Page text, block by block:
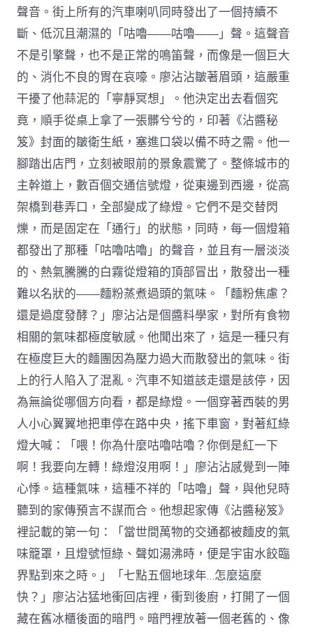
聲音。街上所有的汽車喇叭同時發出了一個持續不
斷、低沉且潮濕的「咕嚕——咕嚕——」聲。這聲音
不是引擎聲，也不是正常的鳴笛聲，而像是一個巨大
的、消化不良的胃在哀嚎。廖沾沾皺著眉頭，這嚴重
干擾了他蒜泥的「寧靜冥想」。他決定出去看個究
竟，順手從桌上拿了一張髒兮兮的，印著《沾醬秘
笈》封面的皺衛生紙，塞進口袋以備不時之需。他一
腳踏出店門，立刻被眼前的景象震驚了。整條城市的
主幹道上，數百個交通信號燈，從東邊到西邊，從高
架橋到巷弄口，全部變成了綠燈。它們不是交替閃
爍，而是固定在「通行」的狀態，同時，每一個燈箱
都發出了那種「咕嚕咕嚕」的聲音，並且有一層淡淡
的、熱氣騰騰的白霧從燈箱的頂部冒出，散發出一種
難以名狀的——麵粉蒸煮過頭的氣味。「麵粉焦慮？
還是過度發酵？」廖沾沾是個醬料學家，對所有食物
相關的氣味都極度敏感。他聞出來了，這是一種只有
在極度巨大的麵團因為壓力過大而散發出的氣味。街
上的行人陷入了混亂。汽車不知道該走還是該停，因
為無論從哪個方向看，都是綠燈。一個穿著西裝的男
人小心翼翼地把車停在路中央，搖下車窗，對著紅綠
燈大喊：「喂！你為什麼咕嚕咕嚕？你倒是紅一下
啊！我要向左轉！綠燈沒用啊！」廖沾沾感覺到一陣
心悸。這種氣味，這種不祥的「咕嚕」聲，與他兒時
聽到的家傳預言不謀而合。他想起家傳《沾醬秘笈》
裡記載的第一句：「當世間萬物的交通都被麵皮的氣
味籠罩，且燈號恒綠、聲如湯沸時，便是宇宙水餃臨
界點到來之時。」「七點五個地球年…怎麼這麼
快？」廖沾沾猛地衝回店裡，衝到後廚，打開了一個
藏在舊冰櫃後面的暗門。暗門裡放著一個老舊的、像